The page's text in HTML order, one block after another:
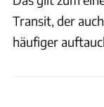
Transit, der
häufiger